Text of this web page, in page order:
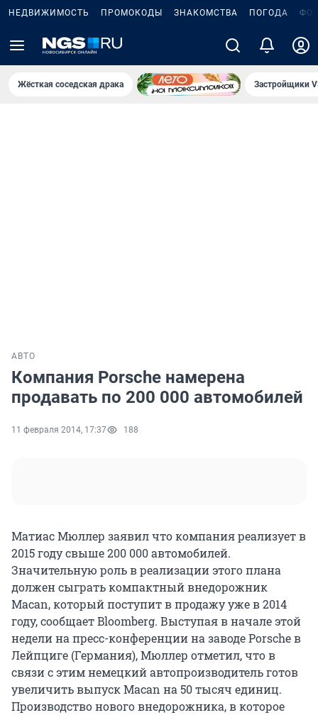
НЕДВИЖИМОСТЬ ПРОМОКОДЫ ЗНАКОМСТВА ПОГОДА
Жёсткая соседская драка Застройщики
АВТО
Компания Porsche намерена
продавать по 200 000 автомобилей
11 февраля 2014, 17:37 188
Матиас Мюллер заявил что компания реализует в
2015 году свыше 200 000 автомобилей.
Значительную роль в реализации этого плана
должен сыграть компактный внедорожник
Macan, который поступит в продажу уже в 2014
году, сообщает Bloomberg. Выступая в начале этой
недели на пресс-конференции на заводе Porsche в
Лейпциге (Германия), Мюллер отметил, что в
связи с этим немецкий автопроизводитель готов
увеличить выпуск Macan на 50 тысяч единиц.
Производство нового внедорожника, в которое